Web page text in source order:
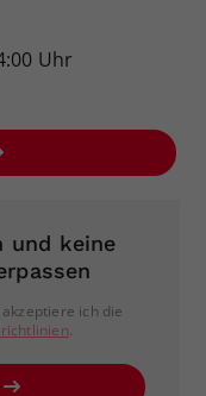
Uhr
und keine
ich die
.